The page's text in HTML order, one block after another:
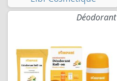
Déodorant